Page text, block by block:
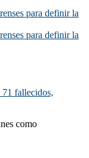
para definir la
para definir la
71 fallecidos,
como